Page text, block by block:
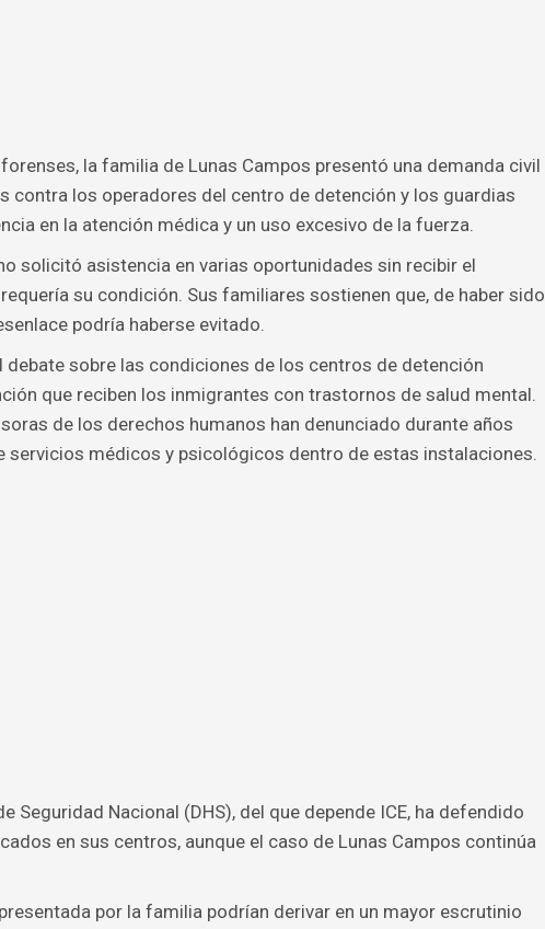
la familia de Lunas Campos presentó una demanda civil
contra los operadores del centro de detención y los guardias
en la atención médica y un uso excesivo de la fuerza.
solicitó asistencia en varias oportunidades sin recibir el
su condición. Sus familiares sostienen que, de haber sido
podría haberse evitado.
debate sobre las condiciones de los centros de detención
que reciben los inmigrantes con trastornos de salud mental.
de los derechos humanos han denunciado durante años
servicios médicos y psicológicos dentro de estas instalaciones.
Seguridad Nacional (DHS), del que depende ICE, ha defendido
en sus centros, aunque el caso de Lunas Campos continúa
por la familia podrían derivar en un mayor escrutinio